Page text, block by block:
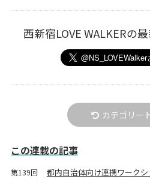
西新宿LOVE WALKERの
カテゴリー
この連載の記事
第139回 都内自治体向け連携ワーク